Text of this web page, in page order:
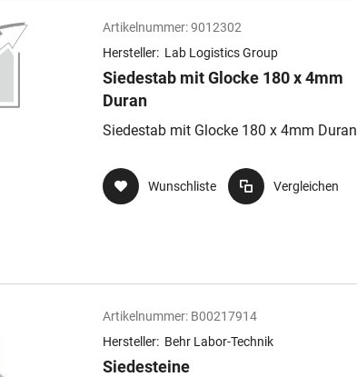
Artikelnummer:9012302
Hersteller: Lab Logistics Group
Siedestab mit Glocke 180 x 4mm
Duran
Siedestab mit Glocke 180 x 4mm Duran
Wunschliste Vergleichen
Artikelnummer: B00217914
Hersteller: Behr Labor-Technik
Siedesteine